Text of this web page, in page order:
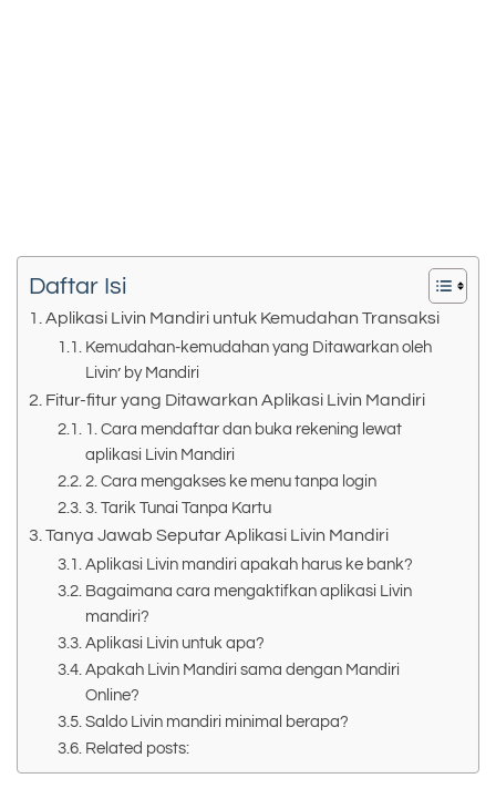
Daftar Isi
Aplikasi Livin Mandiri untuk Kemudahan Transaksi
Kemudahan-kemudahan yang Ditawarkan oleh
Livin’ by Mandiri
Fitur-fitur yang Ditawarkan Aplikasi Livin Mandiri
1. Cara mendaftar dan buka rekening lewat
aplikasi Livin Mandiri
2. Cara mengakses ke menu tanpa login
3. Tarik Tunai Tanpa Kartu
Tanya Jawab Seputar Aplikasi Livin Mandiri
Aplikasi Livin mandiri apakah harus ke bank?
Bagaimana cara mengaktifkan aplikasi Livin
mandiri?
Aplikasi Livin untuk apa?
Apakah Livin Mandiri sama dengan Mandiri
Online?
Saldo Livin mandiri minimal berapa?
Related posts: